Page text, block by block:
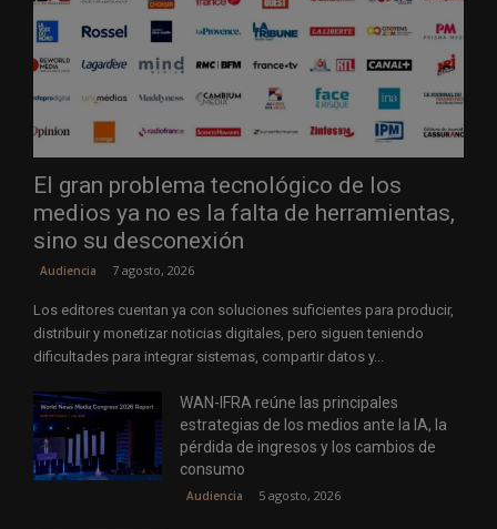
El gran problema tecnológico de los
medios ya no es la falta de herramientas,
sino su desconexión
Audiencia 7 agosto, 2026
Los editores cuentan ya con soluciones suficientes para producir,
distribuir y monetizar noticias digitales, pero siguen teniendo
dificultades para integrar sistemas, compartir datos y...
WAN-IFRA reúne las principales
estrategias de los medios ante la IA, la
pérdida de ingresos y los cambios de
consumo
Audiencia 5 agosto, 2026